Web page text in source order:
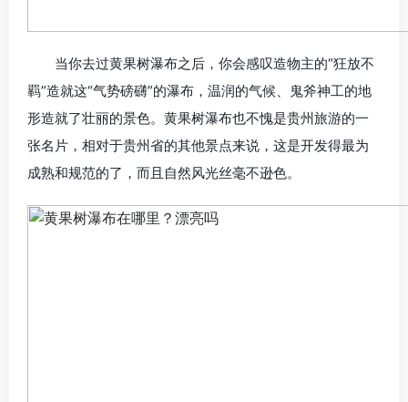
当你去过黄果树瀑布之后，你会感叹造物主的“狂放不
羁”造就这“气势磅礴”的瀑布，温润的气候、鬼斧神工的地
形造就了壮丽的景色。黄果树瀑布也不愧是贵州旅游的一
张名片，相对于贵州省的其他景点来说，这是开发得最为
成熟和规范的了，而且自然风光丝毫不逊色。